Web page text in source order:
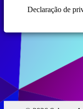
Declaração de